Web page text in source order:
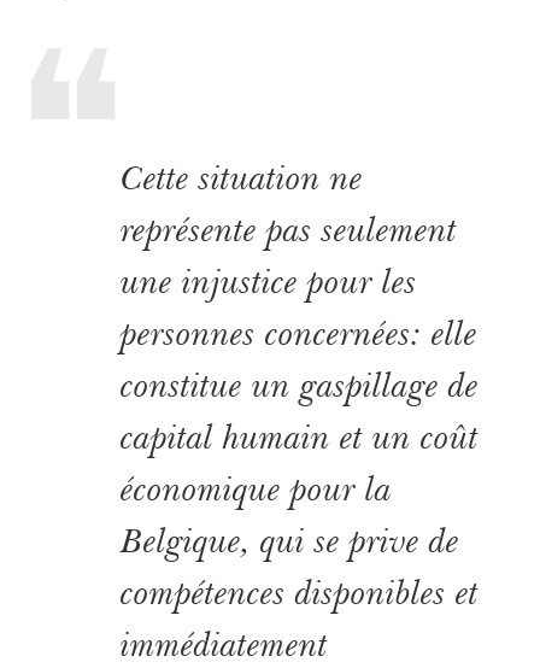
Cette situation ne
représente pas seulement
une injustice pour les
personnes concernées: elle
constitue un gaspillage de
capital humain et un coût
économique pour la
Belgique, qui se prive de
compétences disponibles et
immédiatement